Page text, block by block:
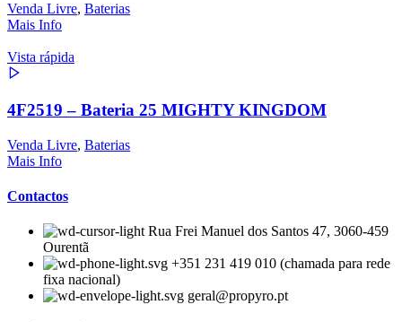
Venda Livre, Baterias
Mais Info
Vista rápida
4F2519 – Bateria 25 MIGHTY KINGDOM
Venda Livre, Baterias
Mais Info
Contactos
Rua Frei Manuel dos Santos 47, 3060-459
Ourentã​
+351 231 419 010 (chamada para rede
fixa nacional)
geral@propyro.pt